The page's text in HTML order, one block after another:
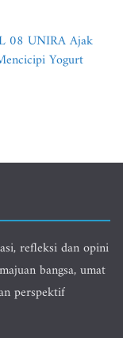
08 UNIRA Ajak
Yogurt
refleksi dan opini
bangsa, umat
perspektif